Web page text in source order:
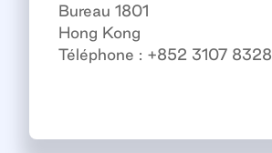
Bureau 1801
Hong Kong
Téléphone : +852 3107 8328